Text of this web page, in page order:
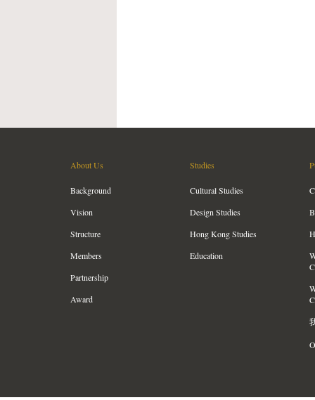
About Us
Background
Vision
Structure
Members
Partnership
Award
Studies
Cultural Studies
Design Studies
Hong Kong Studies
Education